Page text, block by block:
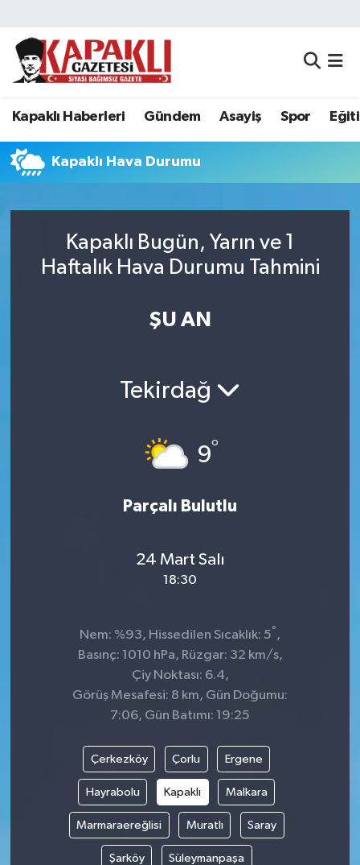
Kapaklı Haberleri Gündem Asayiş Spor
Kapaklı Hava Durumu
Kapaklı Bugün, Yarın ve 1
Haftalık Hava Durumu Tahmini
ŞU AN
Tekirdağ
9°
Parçalı Bulutlu
24 Mart Salı
18:30
Nem: %93, Hissedilen Sıcaklık: 5° ,
Basınç: 1010 hPa, Rüzgar: 32 km/s,
Çiy Noktası: 6.4,
Görüş Mesafesi: 8 km, Gün Doğumu:
7:06, Gün Batımı: 19:25
Çerkezköy Çorlu Ergene
Hayrabolu Kapaklı Malkara
Marmaraereğlisi Muratlı Saray
Şarköy Süleymanpaşa
Kapaklı Haberleri
Asayiş
Spor
Siyaset
Tekirdağ Nöbetçi Eczaneler
Tekirdağ Namaz Vakitleri
Tekirdağ Trafik Yoğunluk Haritası
Tüm Manşetler